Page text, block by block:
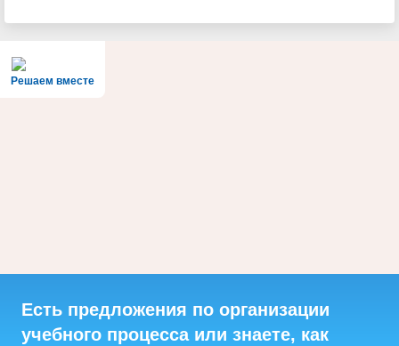
Решаем вместе
Есть предложения по организации
учебного процесса или знаете, как